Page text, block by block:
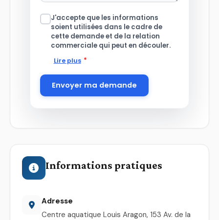
J'accepte que les informations
soient utilisées dans le cadre de
cette demande et de la relation
commerciale qui peut en découler.
Lire plus *
Envoyer ma demande
Informations pratiques
Adresse
Centre aquatique Louis Aragon, 153 Av. de la